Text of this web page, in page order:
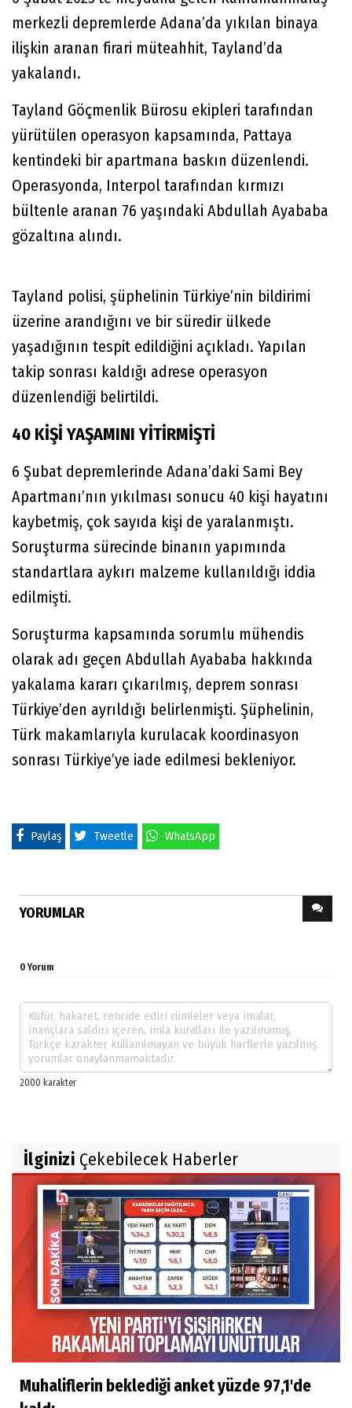
merkezli depremlerde Adana’da yıkılan binaya
ilişkin aranan firari müteahhit, Tayland’da
yakalandı.
Tayland Göçmenlik Bürosu ekipleri tarafından
yürütülen operasyon kapsamında, Pattaya
kentindeki bir apartmana baskın düzenlendi.
Operasyonda, Interpol tarafından kırmızı
bültenle aranan 76 yaşındaki Abdullah Ayababa
gözaltına alındı.
Tayland polisi, şüphelinin Türkiye’nin bildirimi
üzerine arandığını ve bir süredir ülkede
yaşadığının tespit edildiğini açıkladı. Yapılan
takip sonrası kaldığı adrese operasyon
düzenlendiği belirtildi.
40 KİŞİ YAŞAMINI YİTİRMİŞTİ
6 Şubat depremlerinde Adana’daki Sami Bey
Apartmanı’nın yıkılması sonucu 40 kişi hayatını
kaybetmiş, çok sayıda kişi de yaralanmıştı.
Soruşturma sürecinde binanın yapımında
standartlara aykırı malzeme kullanıldığı iddia
edilmişti.
Soruşturma kapsamında sorumlu mühendis
olarak adı geçen Abdullah Ayababa hakkında
yakalama kararı çıkarılmış, deprem sonrası
Türkiye’den ayrıldığı belirlenmişti. Şüphelinin,
Türk makamlarıyla kurulacak koordinasyon
sonrası Türkiye’ye iade edilmesi bekleniyor.
Paylaş Tweetle WhatsApp
YORUMLAR
0 Yorum
İlginizi Çekebilecek Haberler
Muhaliflerin beklediği anket yüzde 97,1'de